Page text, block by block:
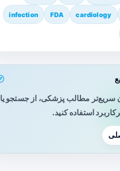
cardiology
FDA
infection
سریع‌تر مطالب پزشکی، از جستجو یا
استفاده کنید.